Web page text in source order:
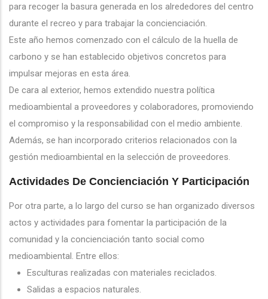
para recoger la basura generada en los alrededores del centro
durante el recreo y para trabajar la concienciación.
Este año hemos comenzado con el cálculo de la huella de
carbono y se han establecido objetivos concretos para
impulsar mejoras en esta área.
De cara al exterior, hemos extendido nuestra política
medioambiental a proveedores y colaboradores, promoviendo
el compromiso y la responsabilidad con el medio ambiente.
Además, se han incorporado criterios relacionados con la
gestión medioambiental en la selección de proveedores.
Actividades De Concienciación Y Participación
Por otra parte, a lo largo del curso se han organizado diversos
actos y actividades para fomentar la participación de la
comunidad y la concienciación tanto social como
medioambiental. Entre ellos:
Esculturas realizadas con materiales reciclados.
Salidas a espacios naturales.